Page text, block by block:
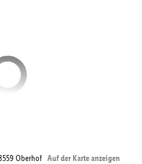
Oberhof Auf der Karte anzeigen